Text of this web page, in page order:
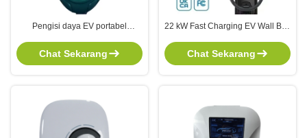
Pengisi daya EV portabel
dan rating tahan air IP55 untuk
kendaraan energi baru
Chat Sekarang
22 kW Fast Charging EV Wall Box
Current dan OCPP Compatibility
untuk Stasiun Pengisian EV
Chat Sekarang